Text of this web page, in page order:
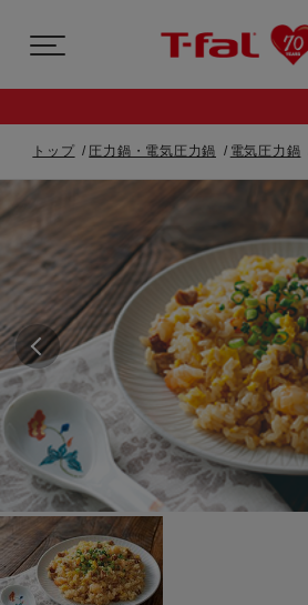
トップ 圧力鍋・電気圧力鍋 電気圧力鍋